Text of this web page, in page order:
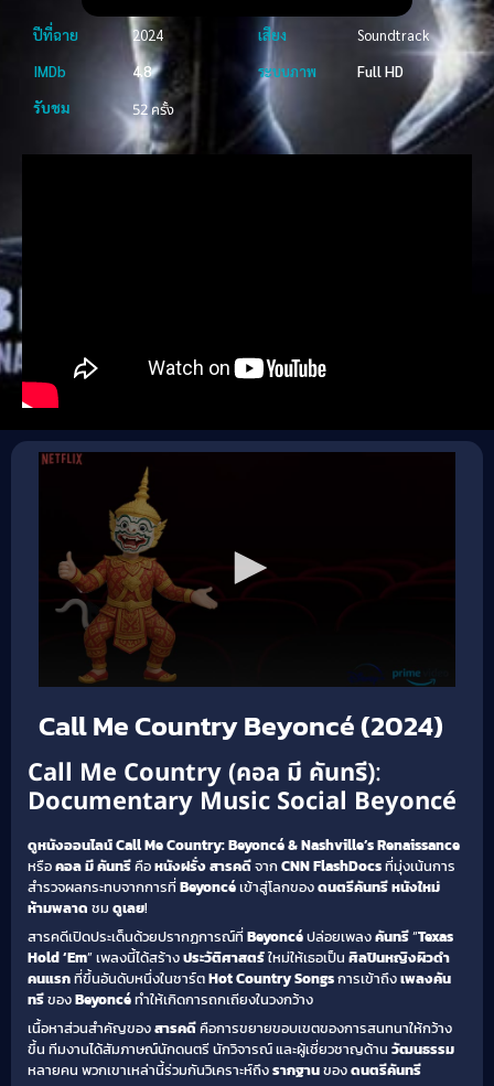
ปีที่ฉาย 2024 เสียง
Soundtrack
IMDb
4.8 ระบบภาพ
Full HD
รับชม
52 ครั้ง
Call Me Country Beyoncé (2024)
Call Me Country (คอล มี คันทรี):
Documentary Music Social Beyoncé
ดูหนังออนไลน์Call Me Country: Beyoncé & Nashville’s Renaissance
หรือคอล มี คันทรีคือหนังฝรั่ง สารคดีจากCNN FlashDocsที่มุ่งเน้นการ
สำรวจผลกระทบจากการที่Beyoncéเข้าสู่โลกของดนตรีคันทรีหนังใหม่
ห้ามพลาด ชม ดูเลย!
สารคดีเปิดประเด็นด้วยปรากฏการณ์ที่Beyoncéปล่อยเพลงคันทรี“Texas
Hold ‘Em” เพลงนี้ได้สร้างประวัติศาสตร์ใหม่ให้เธอเป็น ศิลปินหญิงผิวดำ
คนแรกที่ขึ้นอันดับหนึ่งในชาร์ตHot Country Songsการเข้าถึงเพลงคัน
ทรีของBeyoncéทำให้เกิดการถกเถียงในวงกว้าง
เนื้อหาส่วนสำคัญของสารคดีคือการขยายขอบเขตของการสนทนาให้กว้าง
ขึ้น ทีมงานได้สัมภาษณ์นักดนตรี นักวิจารณ์ และผู้เชี่ยวชาญด้าน วัฒนธรรม
หลายคน พวกเขาเหล่านี้ร่วมกันวิเคราะห์ถึงรากฐานของดนตรีคันทรี